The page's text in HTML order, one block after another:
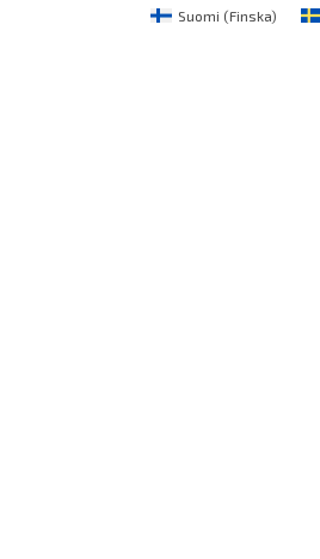
Suomi (Finska)